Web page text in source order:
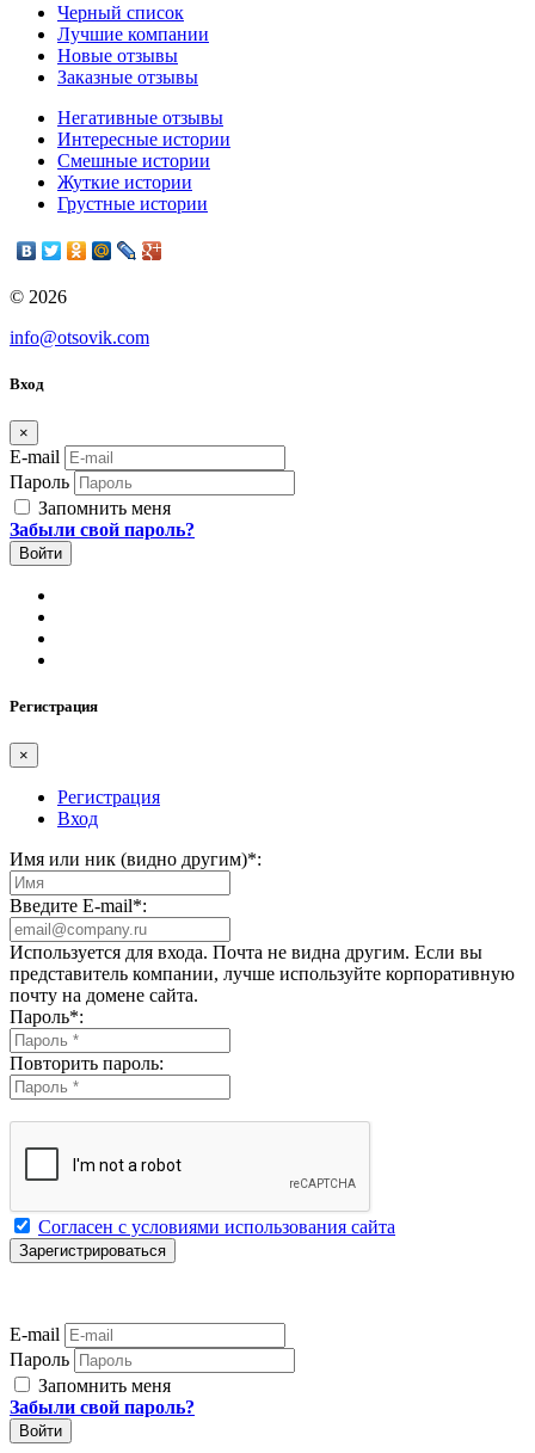
Черный список
Лучшие компании
Новые отзывы
Заказные отзывы
Негативные отзывы
Интересные истории
Смешные истории
Жуткие истории
Грустные истории
© 2026
info@otsovik.com
Вход
×
E-mail
Пароль
Запомнить меня
Забыли свой пароль?
Регистрация
×
Регистрация
Вход
Имя или ник (видно другим)*:
Введите E-mail*:
Используется для входа. Почта не видна другим. Если вы
представитель компании, лучше используйте корпоративную
почту на домене сайта.
Пароль*:
Повторить пароль:
Согласен с условиями использования сайта
E-mail
Пароль
Запомнить меня
Забыли свой пароль?